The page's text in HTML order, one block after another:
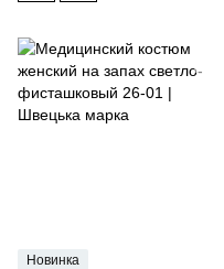
Новинка